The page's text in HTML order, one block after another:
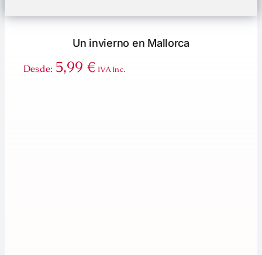
Un invierno en Mallorca
Desde: 5,99 € IVA Inc.